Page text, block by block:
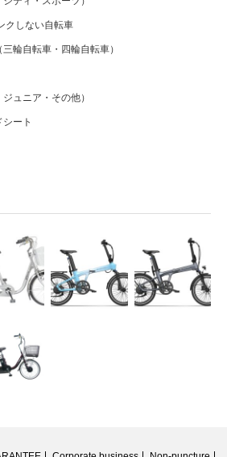
クしない自転車
輪自転車・四輪自転車）
ュニア・その他）
ート